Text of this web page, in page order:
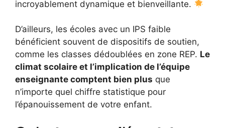
incroyablement dynamique et bienveillante.
D’ailleurs, les écoles avec un IPS faible
bénéficient souvent de dispositifs de soutien,
comme les classes dédoublées en zone REP. Le
climat scolaire et l’implication de l’équipe
enseignante comptent bien plus que
n’importe quel chiffre statistique pour
l’épanouissement de votre enfant.